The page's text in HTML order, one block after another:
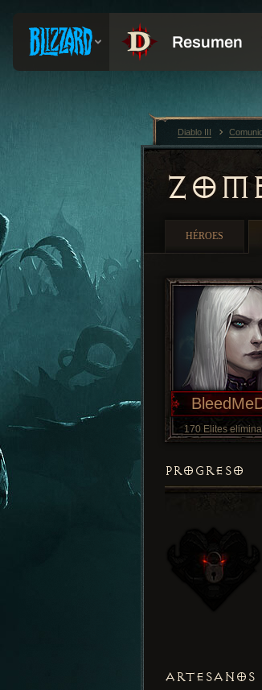
HÉROES
170 Elites
PROGRESO
ARTESANOS
Diablo III